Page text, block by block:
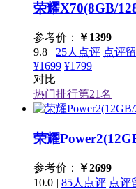
荣耀X70(8GB/
参考价： ￥1399
9.8 | 25人点评 点评
¥1699 ¥1799
对比
热门排行第21名
荣耀
参考价： ￥2699
10.0 | 85人点评 点评